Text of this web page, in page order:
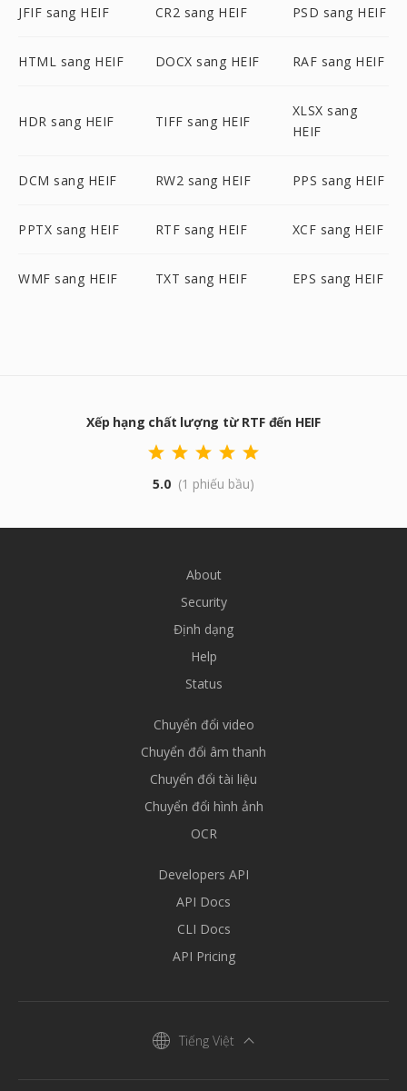
JFIF sang HEIF CR2 sang HEIF PSD sang HEIF
HTML sang HEIF DOCX sang HEIF RAF sang HEIF
HDR sang HEIF TIFF sang HEIF
XLSX sang
HEIF
DCM sang HEIF RW2 sang HEIF PPS sang HEIF
PPTX sang HEIF RTF sang HEIF XCF sang HEIF
WMF sang HEIF TXT sang HEIF EPS sang HEIF
Xếp hạng chất lượng từ RTF đến HEIF
5.0 (1 phiếu bầu)
About
Security
Định dạng
Help
Status
Chuyển đổi video
Chuyển đổi âm thanh
Chuyển đổi tài liệu
Chuyển đổi hình ảnh
OCR
Developers API
API Docs
CLI Docs
API Pricing
Tiếng Việt